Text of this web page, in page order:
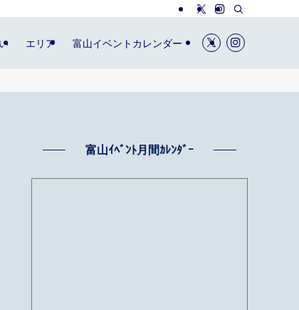
エリア 富山イベントカレンダー
富山ｲﾍﾞﾝﾄ月間ｶﾚﾝﾀﾞｰ